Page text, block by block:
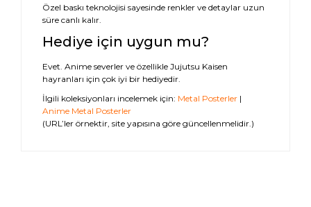
Özel baskı teknolojisi sayesinde renkler ve detaylar uzun
süre canlı kalır.
Hediye için uygun mu?
Evet. Anime severler ve özellikle Jujutsu Kaisen
hayranları için çok iyi bir hediyedir.
İlgili koleksiyonları incelemek için: Metal Posterler |
Anime Metal Posterler
(URL’ler örnektir, site yapısına göre güncellenmelidir.)